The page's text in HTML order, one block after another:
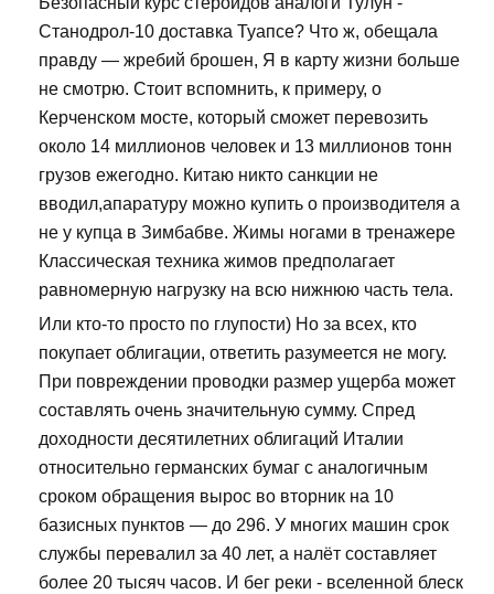
Станодрол-10 доставка Туапсе? Что ж, обещала
правду — жребий брошен, Я в карту жизни больше
не смотрю. Стоит вспомнить, к примеру, о
Керченском мосте, который сможет перевозить
около 14 миллионов человек и 13 миллионов тонн
грузов ежегодно. Китаю никто санкции не
вводил,апаратуру можно купить о производителя а
не у купца в Зимбабве. Жимы ногами в тренажере
Классическая техника жимов предполагает
равномерную нагрузку на всю нижнюю часть тела.
Или кто-то просто по глупости) Но за всех, кто
покупает облигации, ответить разумеется не могу.
При повреждении проводки размер ущерба может
составлять очень значительную сумму. Спред
доходности десятилетних облигаций Италии
относительно германских бумаг с аналогичным
сроком обращения вырос во вторник на 10
базисных пунктов — до 296. У многих машин срок
службы перевалил за 40 лет, а налёт составляет
более 20 тысяч часов. И бег реки - вселенной блеск